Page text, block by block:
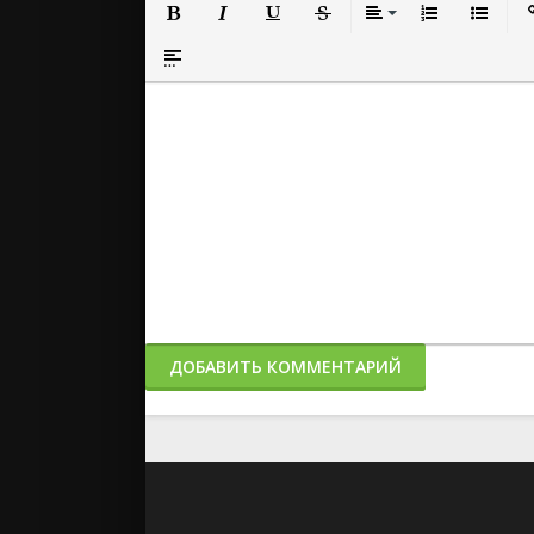
Вставка спойлера
ДОБАВИТЬ КОММЕНТАРИЙ